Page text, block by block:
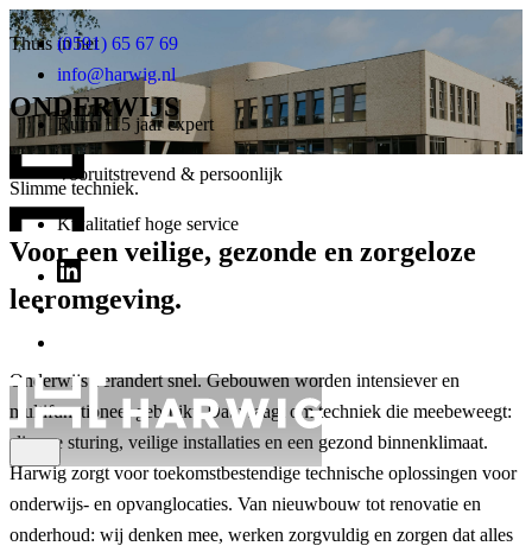
(0591) 65 67 69
info@harwig.nl
Ruim 115 jaar expert
Vooruitstrevend & persoonlijk
Kwalitatief hoge service
Thuis in het
ONDERWIJS
Slimme techniek.
Voor een veilige, gezonde en zorgeloze
leeromgeving.
Onderwijs verandert snel. Gebouwen worden intensiever en
multifunctioneel gebruikt. Dat vraagt om techniek die meebeweegt:
slimme sturing, veilige installaties en een gezond binnenklimaat.
Harwig zorgt voor toekomstbestendige technische oplossingen voor
onderwijs- en opvanglocaties. Van nieuwbouw tot renovatie en
onderhoud: wij denken mee, werken zorgvuldig en zorgen dat alles